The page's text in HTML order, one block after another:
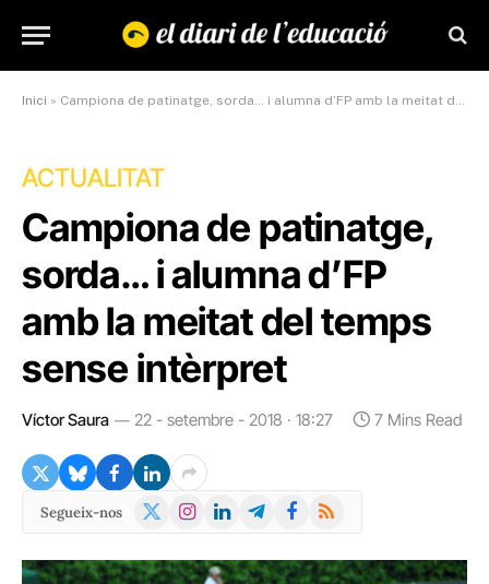
Inici » Campiona de patinatge, sorda… i alumna d’FP amb la meitat del temps sense intèrpret
ACTUALITAT
Campiona de patinatge,
sorda… i alumna d’FP
amb la meitat del temps
sense intèrpret
Víctor Saura 22 - setembre - 2018 · 18:27 7 Mins Read
Segueix-nos
X
Instagram
LinkedInTelegramFacebook
RSS